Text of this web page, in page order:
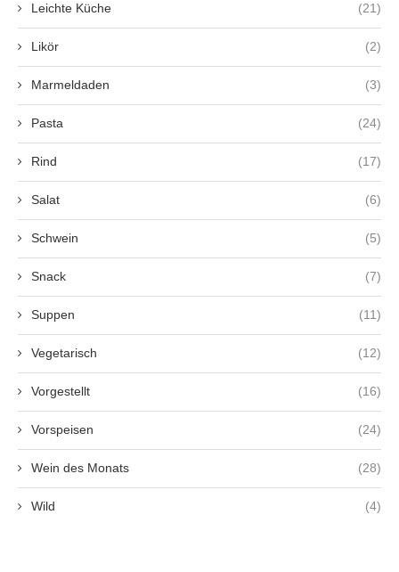
Leichte Küche (21)
Likör (2)
Marmeldaden (3)
Pasta (24)
Rind (17)
Salat (6)
Schwein (5)
Snack (7)
Suppen (11)
Vegetarisch (12)
Vorgestellt (16)
Vorspeisen (24)
Wein des Monats (28)
Wild (4)